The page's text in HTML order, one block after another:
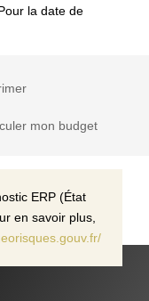
la date de
mon budget
ERP (État
en savoir plus,